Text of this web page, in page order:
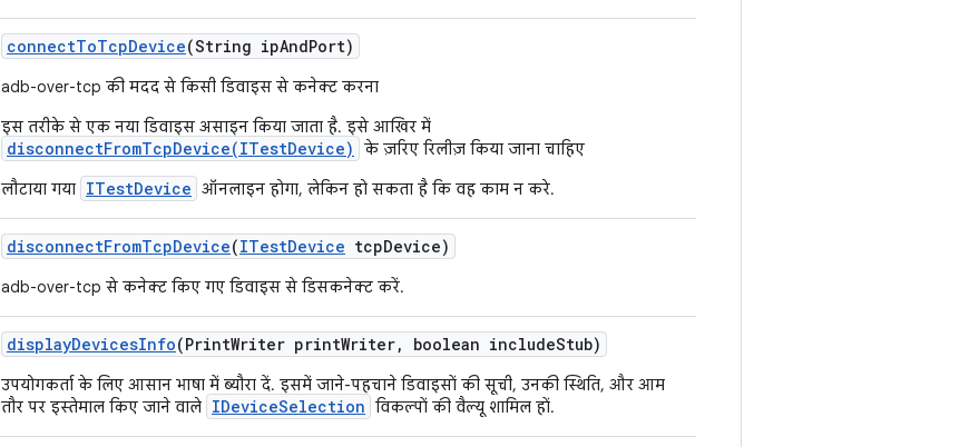
connectToTcpDevice(String ipAndPort)
adb-over-tcp की मदद से किसी डिवाइस से कनेक्ट करना
इस तरीके से एक नया डिवाइस असाइन किया जाता है. इसे आखिर में
disconnectFromTcpDevice(ITestDevice)
के ज़रिए रिलीज़ किया जाना चाहिए
लौटाया गया ITestDevice ऑनलाइन होगा, लेकिन हो सकता है कि वह काम न करे.
disconnectFromTcpDevice(ITestDevice tcpDevice)
adb-over-tcp से कनेक्ट किए गए डिवाइस से डिसकनेक्ट करें.
displayDevicesInfo(PrintWriter printWriter, boolean includeStub)
उपयोगकर्ता के लिए आसान भाषा में ब्यौरा दें. इसमें जाने-पहचाने डिवाइसों की सूची, उनकी स्थिति, और आम
तौर पर इस्तेमाल किए जाने वाले IDeviceSelection विकल्पों की वैल्यू शामिल हों.